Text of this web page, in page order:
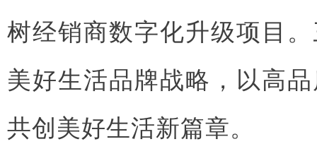
树经销商数字化升级项目
美好生活品牌战略，以高
共创美好生活新篇章。